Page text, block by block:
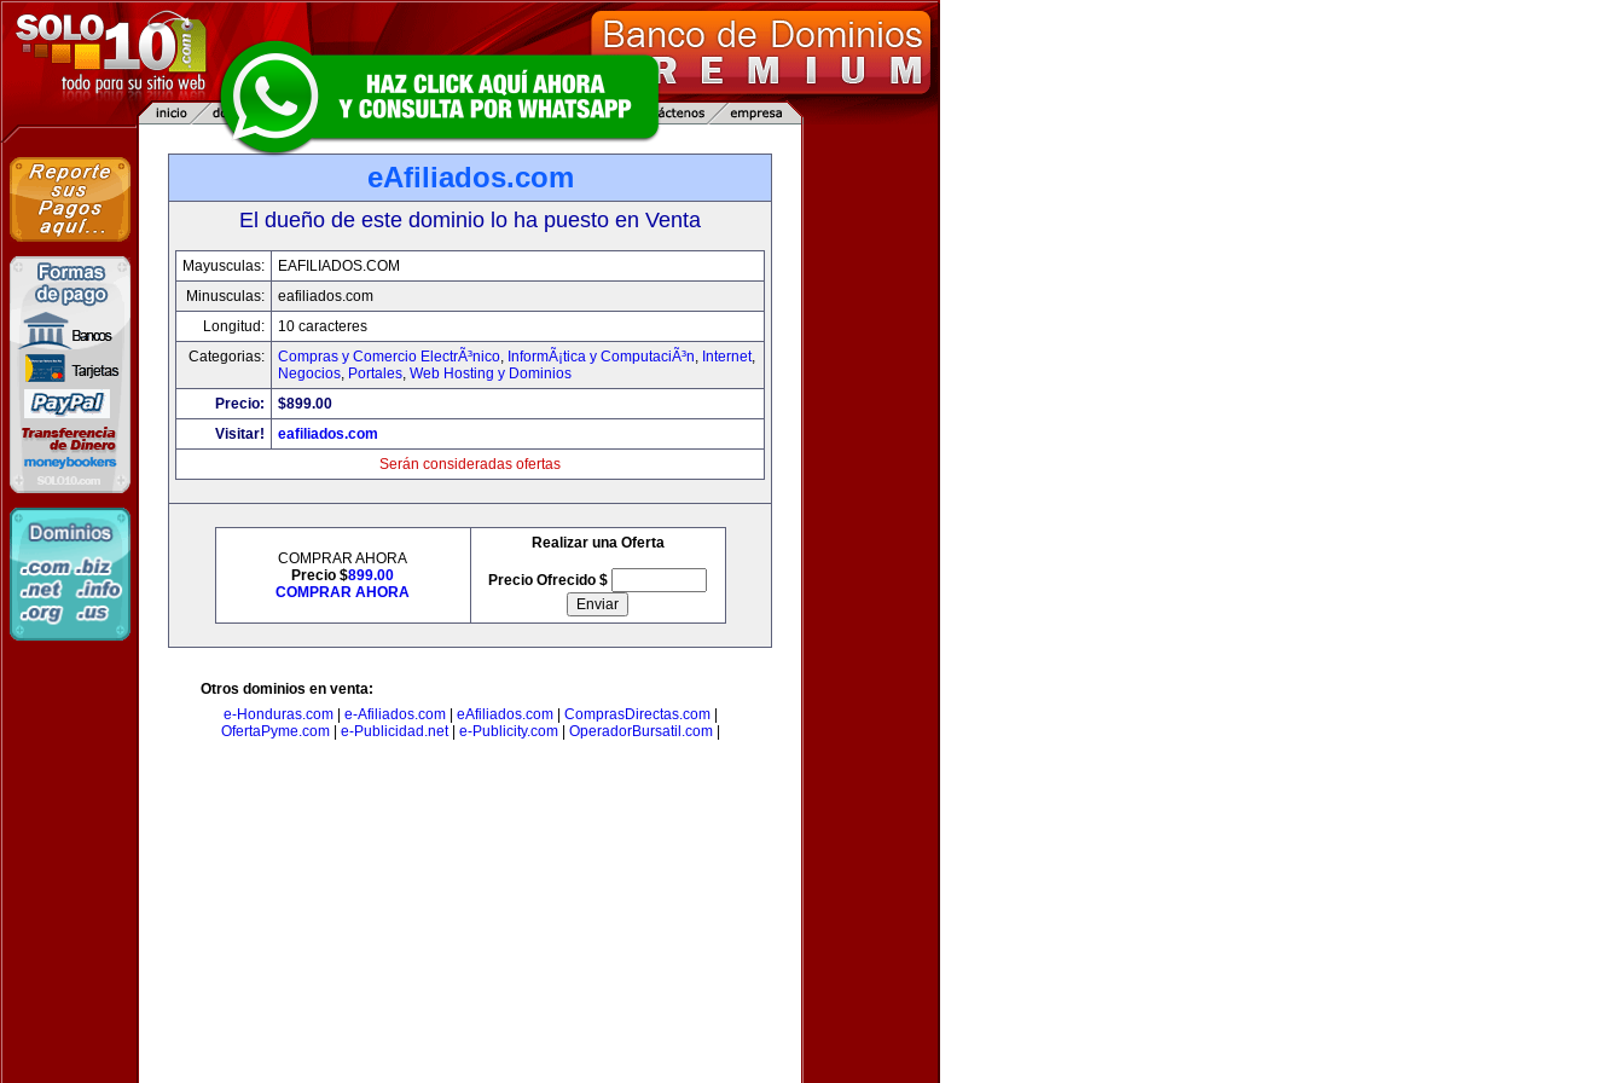
eAfiliados.com
El dueño de este dominio lo ha puesto en Venta
Mayusculas:
EAFILIADOS.COM
Minusculas:
eafiliados.com
Longitud:
10 caracteres
Categorias:
Compras y Comercio ElectrÃ³nico, InformÃ¡tica y ComputaciÃ³n, Internet,
Negocios, Portales, Web Hosting y Dominios
Precio:
$899.00
Visitar!
eafiliados.com
Serán consideradas ofertas
COMPRAR AHORA
Precio $899.00
COMPRAR AHORA
Realizar una Oferta
Precio Ofrecido $
Otros dominios en venta:
e-Honduras.com| e-Afiliados.com| eAfiliados.com| ComprasDirectas.com|
OfertaPyme.com| e-Publicidad.net| e-Publicity.com| OperadorBursatil.com|